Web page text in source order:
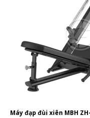
Máy đạp đùi xiên MBH